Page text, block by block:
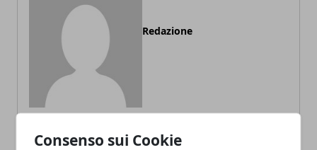
Consenso sui Cookie
Redazione